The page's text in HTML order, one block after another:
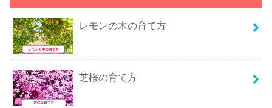
レモンの木の育て方
芝桜の育て方